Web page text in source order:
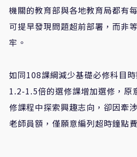
機關的教育部與各地教育局都有
可提早發現問題超前部署，而非
牢。
如同108課綱減少基礎必修科目
1.2-1.5倍的選修課增加選修，原
修課程中探索興趣志向，卻因牽
老師員額，僅願意編列超時鐘點